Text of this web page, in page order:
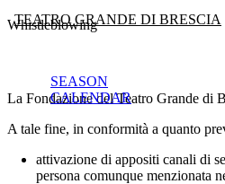
TEATRO GRANDE DI BRESCIA
SEASON
CALENDAR
Whistleblowing
La Fondazione del Teatro Grande di
A tale fine, in conformità a quanto
attivazione di appositi canali di
persona comunque menzionata